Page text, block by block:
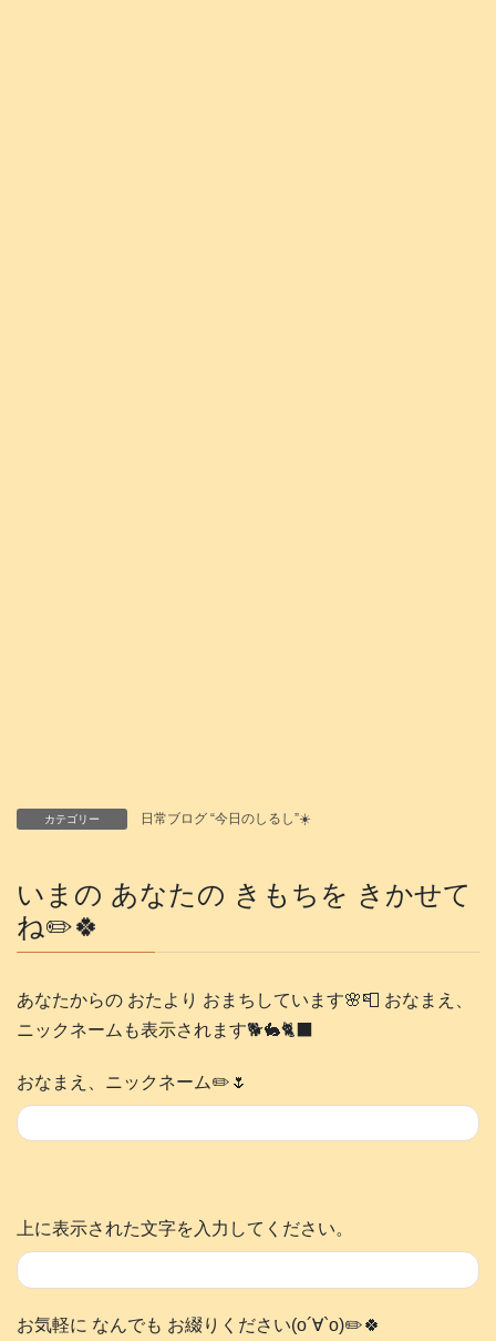
カテゴリー 日常ブログ “今日のしるし”☀️
いまの あなたの きもちを きかせて
ね✏️🍀
あなたからの おたより おまちしています🌸📮 おなまえ、
ニックネームも表示されます🐕️🐇🐈‍⬛
おなまえ、ニックネーム✏️🌷
上に表示された文字を入力してください。
お気軽に なんでも お綴りください(о´∀`о)✏️🍀